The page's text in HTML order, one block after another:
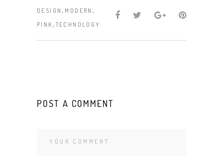
DESIGN, MODERN ,
PINK, TECHNOLOGY
POST A COMMENT